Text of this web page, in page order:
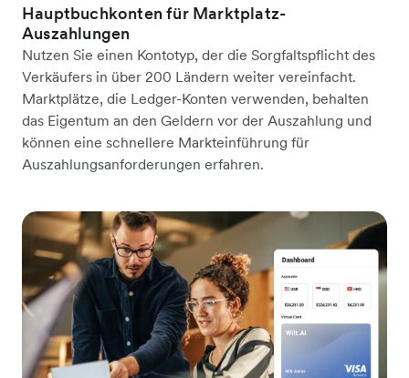
Hauptbuchkonten für Marktplatz-
Auszahlungen
Nutzen Sie einen Kontotyp, der die Sorgfaltspflicht des
Verkäufers in über 200 Ländern weiter vereinfacht.
Marktplätze, die Ledger-Konten verwenden, behalten
das Eigentum an den Geldern vor der Auszahlung und
können eine schnellere Markteinführung für
Auszahlungsanforderungen erfahren.